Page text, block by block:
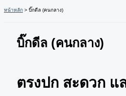
หน้าหลัก บิ๊กดีล (คนกลาง)
บิ๊กดีล (คนกลาง)
ตรงปก สะดวก แ